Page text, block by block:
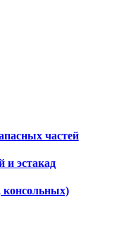
частей
и эстакад
консольных)